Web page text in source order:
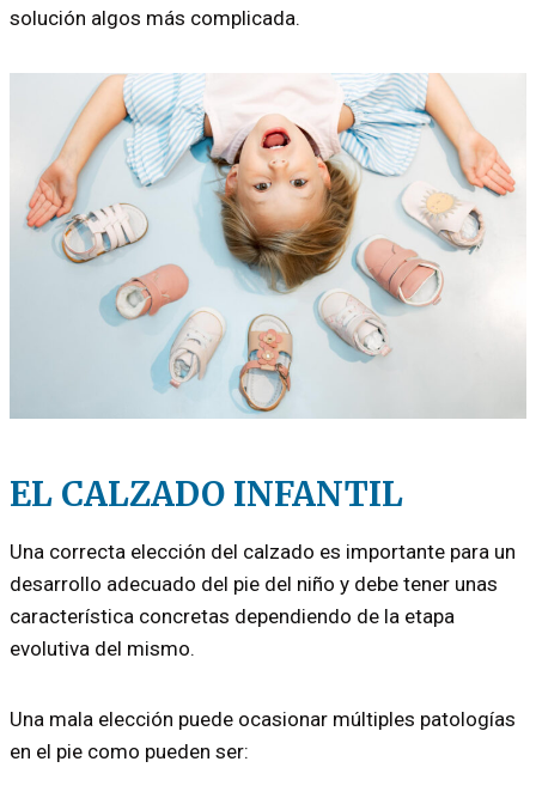
solución algos más complicada.
EL CALZADO INFANTIL
Una correcta elección del calzado es importante para un
desarrollo adecuado del pie del niño y debe tener unas
característica concretas dependiendo de la etapa
evolutiva del mismo.
Una mala elección puede ocasionar múltiples patologías
en el pie como pueden ser: